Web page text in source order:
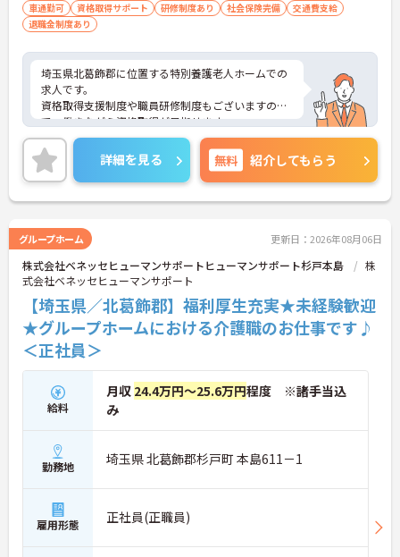
車通勤可 資格取得サポート 研修制度あり 社会保険完備
交通費支給
退職金制度あり
埼玉県北葛飾郡に位置する特別養護老人ホームでの
求人です。
資格取得支援制度や職員研修制度もございますの
で、働きながら資格取得が目指せます。
ご興味ある方はお気軽にお問い合わせください。
詳細を見る 無料 紹介してもらう
グループホーム 更新日：2026年08月06日
株式会社ベネッセヒューマンサポートヒューマンサポート杉戸本島
株
式会社ベネッセヒューマンサポート
【埼玉県／北葛飾郡】福利厚生充実★未経験歓迎
★グループホームにおける介護職のお仕事です♪
＜正社員＞
給料
月収 24.4万円～25.6万円程度 ※諸手当込
み
勤務地 埼玉県 北葛飾郡杉戸町 本島611－1
雇用形態 正社員(正職員)